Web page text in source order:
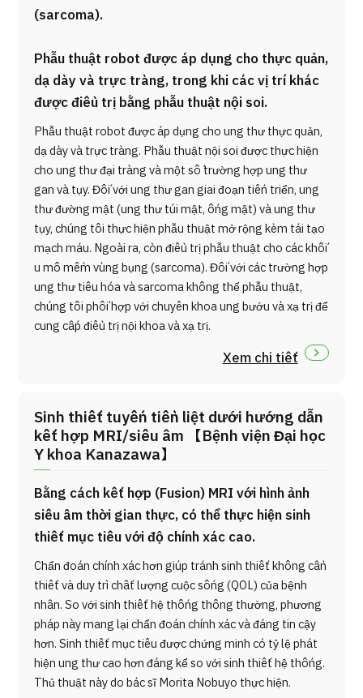
(sarcoma).
Phẫu thuật robot được áp dụng cho thực quản,
dạ dày và trực tràng, trong khi các vị trí khác
được điều trị bằng phẫu thuật nội soi.
Phẫu thuật robot được áp dụng cho ung thư thực quản,
dạ dày và trực tràng. Phẫu thuật nội soi được thực hiện
cho ung thư đại tràng và một số trường hợp ung thư
gan và tụy. Đối với ung thư gan giai đoạn tiến triển, ung
thư đường mật (ung thư túi mật, ống mật) và ung thư
tụy, chúng tôi thực hiện phẫu thuật mở rộng kèm tái tạo
mạch máu. Ngoài ra, còn điều trị phẫu thuật cho các khối
u mô mềm vùng bụng (sarcoma). Đối với các trường hợp
ung thư tiêu hóa và sarcoma không thể phẫu thuật,
chúng tôi phối hợp với chuyên khoa ung bướu và xạ trị để
cung cấp điều trị nội khoa và xạ trị.
Xem chi tiết
Sinh thiết tuyến tiền liệt dưới hướng dẫn
kết hợp MRI/siêu âm 【Bệnh viện Đại học
Y khoa Kanazawa】
Bằng cách kết hợp (Fusion) MRI với hình ảnh
siêu âm thời gian thực, có thể thực hiện sinh
thiết mục tiêu với độ chính xác cao.
Chẩn đoán chính xác hơn giúp tránh sinh thiết không cần
thiết và duy trì chất lượng cuộc sống (QOL) của bệnh
nhân. So với sinh thiết hệ thống thông thường, phương
pháp này mang lại chẩn đoán chính xác và đáng tin cậy
hơn. Sinh thiết mục tiêu được chứng minh có tỷ lệ phát
hiện ung thư cao hơn đáng kể so với sinh thiết hệ thống.
Thủ thuật này do bác sĩ Morita Nobuyo thực hiện.